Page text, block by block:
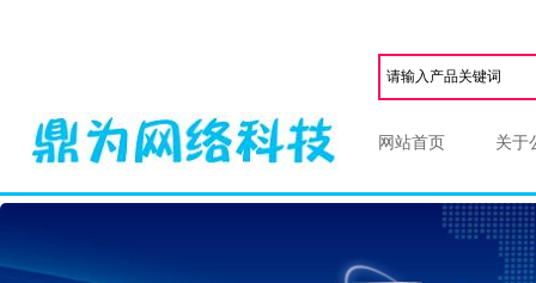
网站首页 关于